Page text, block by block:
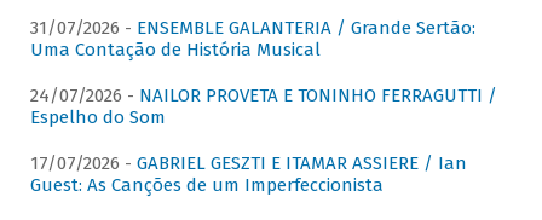
31/07/2026 - ENSEMBLE GALANTERIA / Grande Sertão:
Uma Contação de História Musical
24/07/2026 - NAILOR PROVETA E TONINHO FERRAGUTTI /
Espelho do Som
17/07/2026 - GABRIEL GESZTI E ITAMAR ASSIERE / Ian
Guest: As Canções de um Imperfeccionista